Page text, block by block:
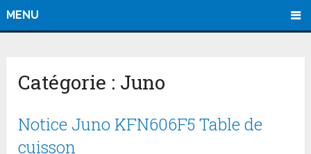
MENU
Catégorie : Juno
Notice Juno KFN606F5 Table de
cuisson